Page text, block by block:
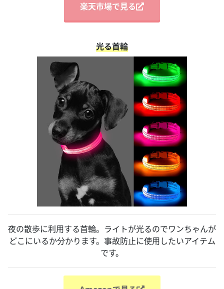
楽天市場で見る
光る首輪
夜の散歩に利用する首輪。ライトが光るのでワンちゃんが
どこにいるか分かります。事故防止に使用したいアイテム
です。